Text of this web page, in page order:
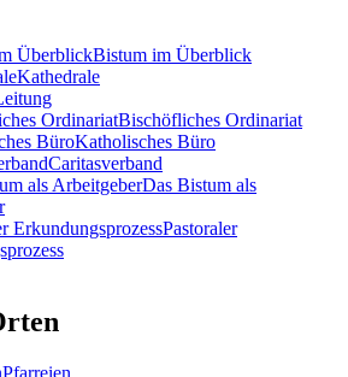
Bistum im Überblick
Kathedrale
Bischöfliches Ordinariat
Katholisches Büro
Caritasverband
Das Bistum als
Pastoraler